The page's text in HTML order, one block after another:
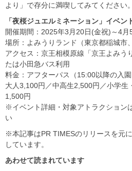
より」で存分に満喫してみてください。
「夜桜ジュエルミネーション」イベン
開催期間：2025年3月20日(金祝)～4月
場所：よみうりランド（東京都稲城市
アクセス：京王相模原線「京王よみう
たは小田急バス利用
料金：アフターパス（15:00以降の入
大人3,100円／中高生2,500円／小学生
1,500円
※イベント詳細・対象アトラクション
い
※本記事はPR TIMESのリリースを元
しています。
あわせて読まれています